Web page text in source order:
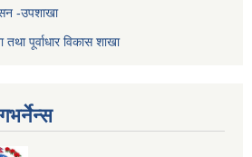
-उपशाखा
तथा पूर्वाधार विकास शाखा